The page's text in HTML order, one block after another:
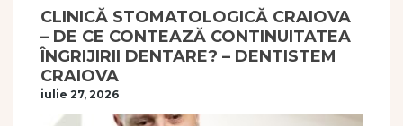
CLINICĂ STOMATOLOGICĂ CRAIOVA
– DE CE CONTEAZĂ CONTINUITATEA
ÎNGRIJIRII DENTARE? – DENTISTEM
CRAIOVA
iulie 27, 2026